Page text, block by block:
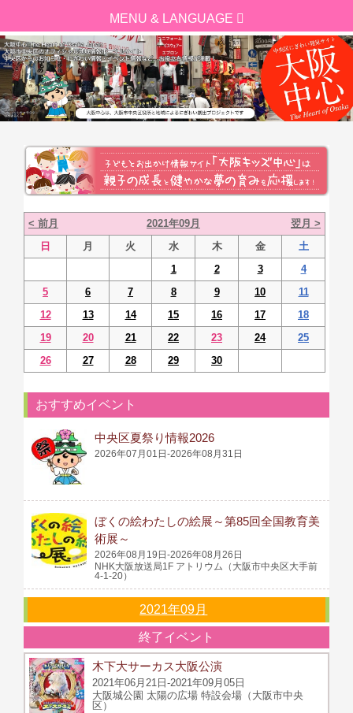
< 前月 2021年09月
翌月 >
日
月 火 水 木 金
土
1
2 3
4
5
6 7 8 9 10
11
12
13 14 15 16 17
18
19
20 21 22 23 24
25
26
27 28 29 30
おすすめイベント
中央区夏祭り情報2026
2026年07月01日-2026年08月31日
ぼくの絵わたしの絵展～第85回全国教育美
術展～
2026年08月19日-2026年08月26日
NHK大阪放送局1F アトリウム（大阪市中央区大手前
4-1-20）
2021年09月
終了イベント
木下大サーカス大阪公演
2021年06月21日-2021年09月05日
大阪城公園 太陽の広場 特設会場（大阪市中央
区）